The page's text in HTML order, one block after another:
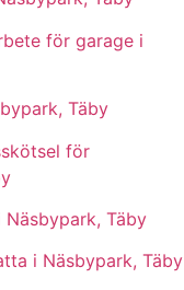
för garage i
Täby
för
Täby
i Näsbypark, Täby